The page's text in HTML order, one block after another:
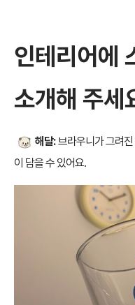
인테리어에
소개해 주세
해달:브라우니가 그려진
이 담을 수 있어요.